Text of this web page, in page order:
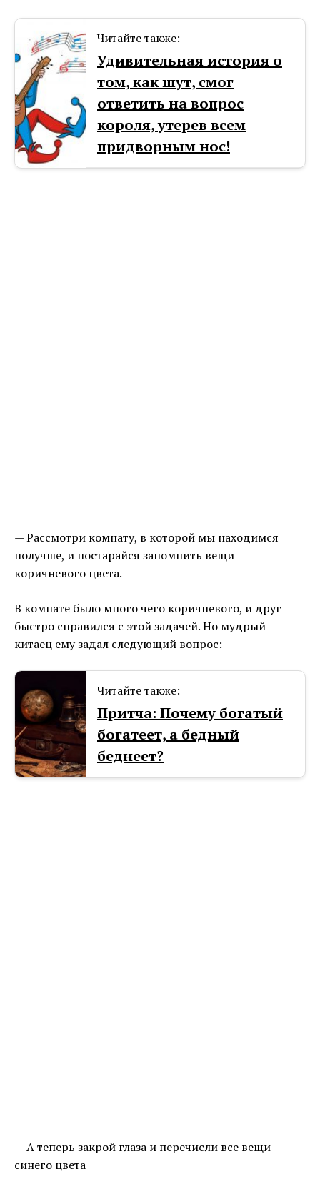
Читайте также:
Удивительная история о
том, как шут, смог
ответить на вопрос
короля, утерев всем
придворным нос!
— Рассмотри комнату, в которой мы находимся
получше, и постарайся запомнить вещи
коричневого цвета.
В комнате было много чего коричневого, и друг
быстро справился с этой задачей. Но мудрый
китаец ему задал следующий вопрос:
Читайте также:
Притча: Почему богатый
богатеет, а бедный
беднеет?
— А теперь закрой глаза и перечисли все вещи
синего цвета